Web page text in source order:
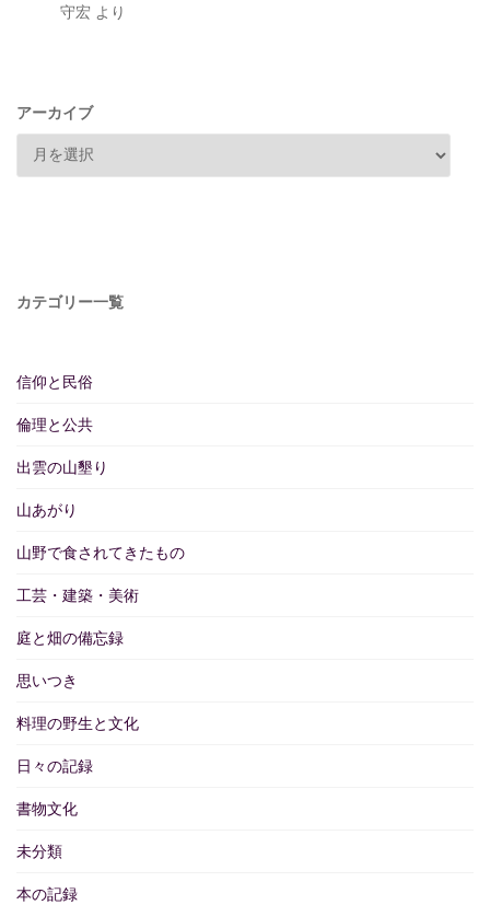
守宏 より
アーカイブ
カテゴリー一覧
信仰と民俗
倫理と公共
出雲の山墾り
山あがり
山野で食されてきたもの
工芸・建築・美術
庭と畑の備忘録
思いつき
料理の野生と文化
日々の記録
書物文化
未分類
本の記録